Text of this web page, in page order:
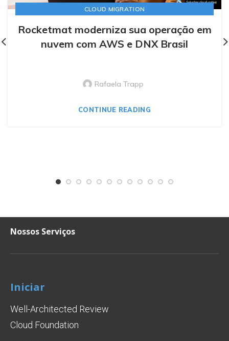
CLOUD MIGRATION
Rocketmat moderniza sua operação em
nuvem com AWS e DNX Brasil
Rafaela Trapp
CONTINUE READING
Nossos Serviços
Iniciar
Well-Architected Review
Cloud Foundation